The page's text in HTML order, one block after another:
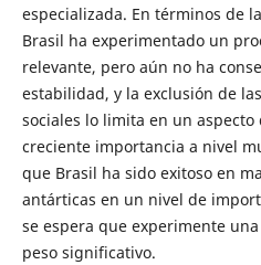
especializada. En términos de
Brasil ha experimentado un
relevante, pero aún no ha
estabilidad, y la exclusión de
sociales lo limita en un
creciente importancia a nivel
que Brasil ha sido exitoso en
antárticas en un nivel de
se espera que experimente
peso significativo.